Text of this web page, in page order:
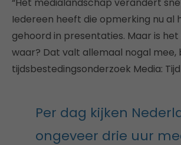
Iedereen heeft die opmerking nu al
gehoord in presentaties. Maar is het
waar? Dat valt allemaal nogal mee,
tijdsbestedingsonderzoek Media: Tijd
Per dag kijken
ongeveer drie uur